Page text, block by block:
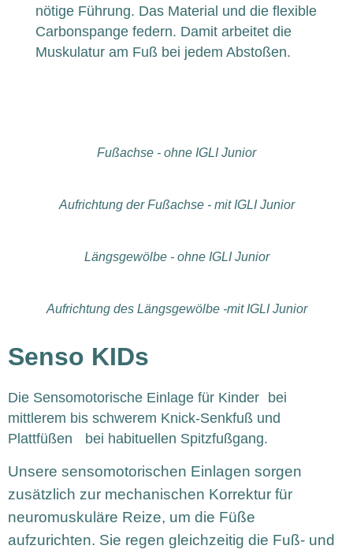
nötige Führung. Das Material und die flexible
Carbonspange federn. Damit arbeitet die
Muskulatur am Fuß bei jedem Abstoßen.
Fußachse - ohne IGLI Junior
Aufrichtung der Fußachse - mit IGLI Junior
Längsgewölbe - ohne IGLI Junior
Aufrichtung des Längsgewölbe -mit IGLI Junior
Senso KIDs
Die Sensomotorische Einlage für Kinder bei
mittlerem bis schwerem Knick-Senkfuß und
Plattfüßen bei habituellen Spitzfußgang.
Unsere sensomotorischen Einlagen sorgen
zusätzlich zur mechanischen Korrektur für
neuromuskuläre Reize, um die Füße
aufzurichten. Sie regen gleichzeitig die Fuß- und